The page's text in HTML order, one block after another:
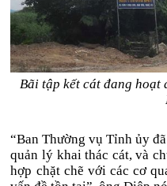
Bãi tập kết cát đang hoạt
“Ban Thường vụ Tỉnh ủy
quản lý khai thác cát, và
hợp chặt chẽ với các cơ